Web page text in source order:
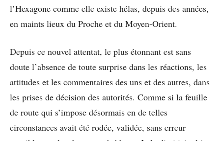
l’Hexagone comme elle existe hélas, depuis des années,
en maints lieux du Proche et du Moyen-Orient.
Depuis ce nouvel attentat, le plus étonnant est sans
doute l’absence de toute surprise dans les réactions, les
attitudes et les commentaires des uns et des autres, dans
les prises de décision des autorités. Comme si la feuille
de route qui s’impose désormais en de telles
circonstances avait été rodée, validée, sans erreur